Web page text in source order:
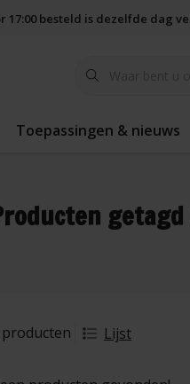
17:00 besteld is dezelfde dag
Toepassingen & nieuws
producten Lijst